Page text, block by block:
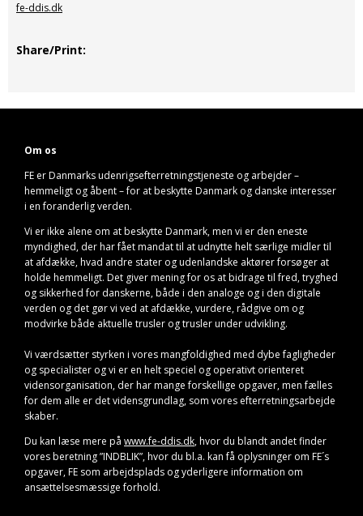
fe-ddis.dk
Share/Print
Om os
FE er Danmarks udenrigsefterretningstjeneste og arbejder –
hemmeligt og åbent – for at beskytte Danmark og danske interesser
i en foranderlig verden.
Vi er ikke alene om at beskytte Danmark, men vi er den eneste
myndighed, der har fået mandat til at udnytte helt særlige midler til
at afdække, hvad andre stater og udenlandske aktører forsøger at
holde hemmeligt. Det giver mening for os at bidrage til fred, tryghed
og sikkerhed for danskerne, både i den analoge og i den digitale
verden og det gør vi ved at afdække, vurdere, rådgive om og
modvirke både aktuelle trusler og trusler under udvikling.
Vi værdsætter styrken i vores mangfoldighed med dybe fagligheder
og specialister og vi er en helt speciel og operativt orienteret
vidensorganisation, der har mange forskellige opgaver, men fælles
for dem alle er det vidensgrundlag, som vores efterretningsarbejde
skaber.
Du kan læse mere på www.fe-ddis.dk, hvor du blandt andet finder
vores beretning ”INDBLIK”, hvor du bl.a. kan få oplysninger om FE´s
opgaver, FE som arbejdsplads og yderligere information om
ansættelsesmæssige forhold.